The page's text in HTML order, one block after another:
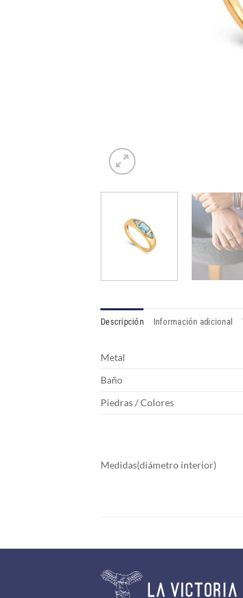
Descripción Información adicional
Metal
Baño
Piedras / Colores
Medidas(diámetro interior)